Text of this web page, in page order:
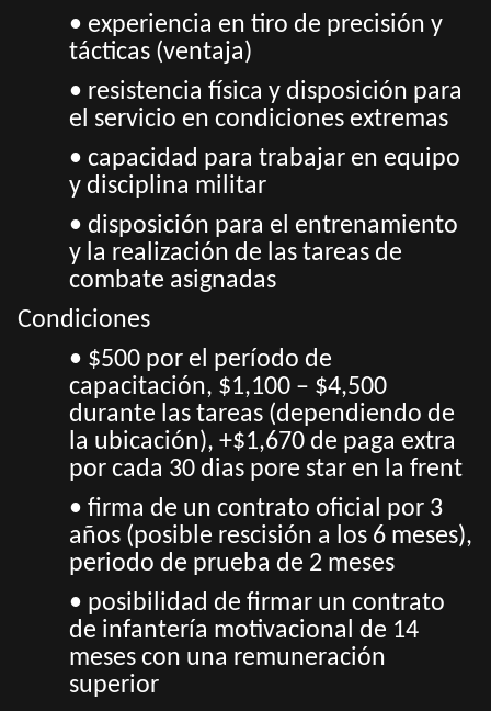
• experiencia en tiro de precisión y
tácticas (ventaja)
• resistencia física y disposición para
el servicio en condiciones extremas
• capacidad para trabajar en equipo
y disciplina militar
• disposición para el entrenamiento
y la realización de las tareas de
combate asignadas
Condiciones
• $500 por el período de
capacitación, $1,100 – $4,500
durante las tareas (dependiendo de
la ubicación), +$1,670 de paga extra
por cada 30 dias pore star en la frent
• firma de un contrato oficial por 3
años (posible rescisión a los 6 meses),
periodo de prueba de 2 meses
• posibilidad de firmar un contrato
de infantería motivacional de 14
meses con una remuneración
superior